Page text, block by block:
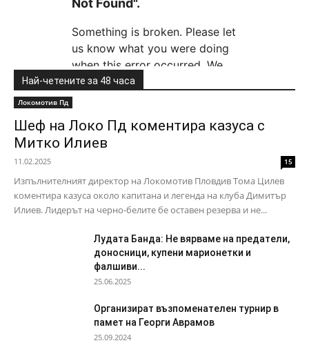
Най-четените за 48 часа
Локомотив Пд
Шеф на Локо Пд коментира казуса с
Митко Илиев
11.02.2025 15
Изпълнителният директор на Локомотив Пловдив Тома Цилев
коментира казуса около капитана и легенда на клуба Димитър
Илиев. Лидерът на черно-белите бе оставен резерва и не...
Лудата Банда: Не вярваме на предатели,
доносници, купени марионетки и
фалшиви...
25.06.2025
Организират възпоменателен турнир в
памет на Георги Аврамов
25.09.2024